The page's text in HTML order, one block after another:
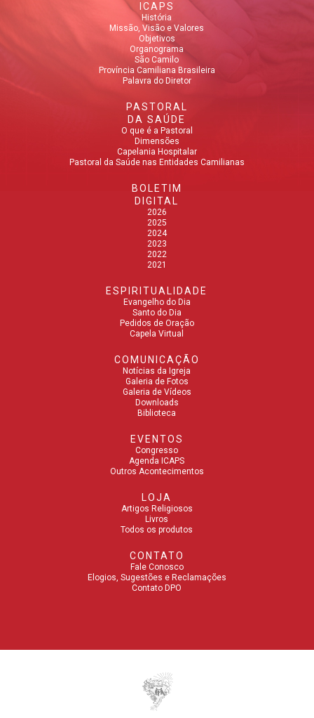
ICAPS
História
Missão, Visão e Valores
Objetivos
Organograma
São Camilo
Província Camiliana Brasileira
Palavra do Diretor
PASTORAL
DA SAÚDE
O que é a Pastoral
Dimensões
Capelania Hospitalar
Pastoral da Saúde nas Entidades Camilianas
BOLETIM
DIGITAL
2026
2025
2024
2023
2022
2021
ESPIRITUALIDADE
Evangelho do Dia
Santo do Dia
Pedidos de Oração
Capela Virtual
COMUNICAÇÃO
Notícias da Igreja
Galeria de Fotos
Galeria de Vídeos
Downloads
Biblioteca
EVENTOS
Congresso
Agenda ICAPS
Outros Acontecimentos
LOJA
Artigos Religiosos
Livros
Todos os produtos
CONTATO
Fale Conosco
Elogios, Sugestões e Reclamações
Contato DPO